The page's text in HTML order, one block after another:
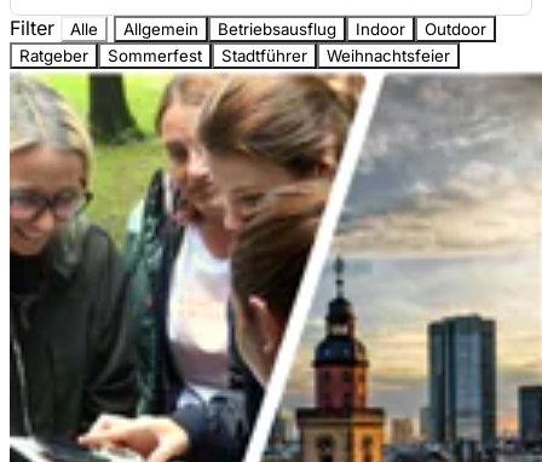
Filter Alle Allgemein Betriebsausflug Indoor
Outdoor
Ratgeber
Sommerfest Stadtführer Weihnachtsfeier